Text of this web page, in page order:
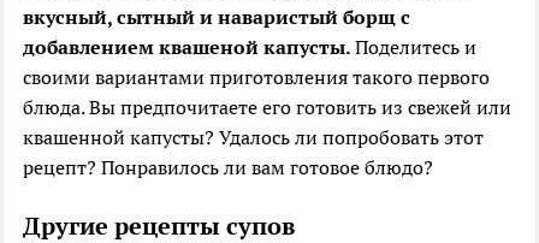
вкусный, сытный и наваристый борщ с
добавлением квашеной капусты. Поделитесь и
своими вариантами приготовления такого первого
блюда. Вы предпочитаете его готовить из свежей или
квашенной капусты? Удалось ли попробовать этот
рецепт? Понравилось ли вам готовое блюдо?
Другие рецепты супов